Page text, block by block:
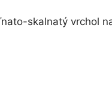
skalnatý vrchol